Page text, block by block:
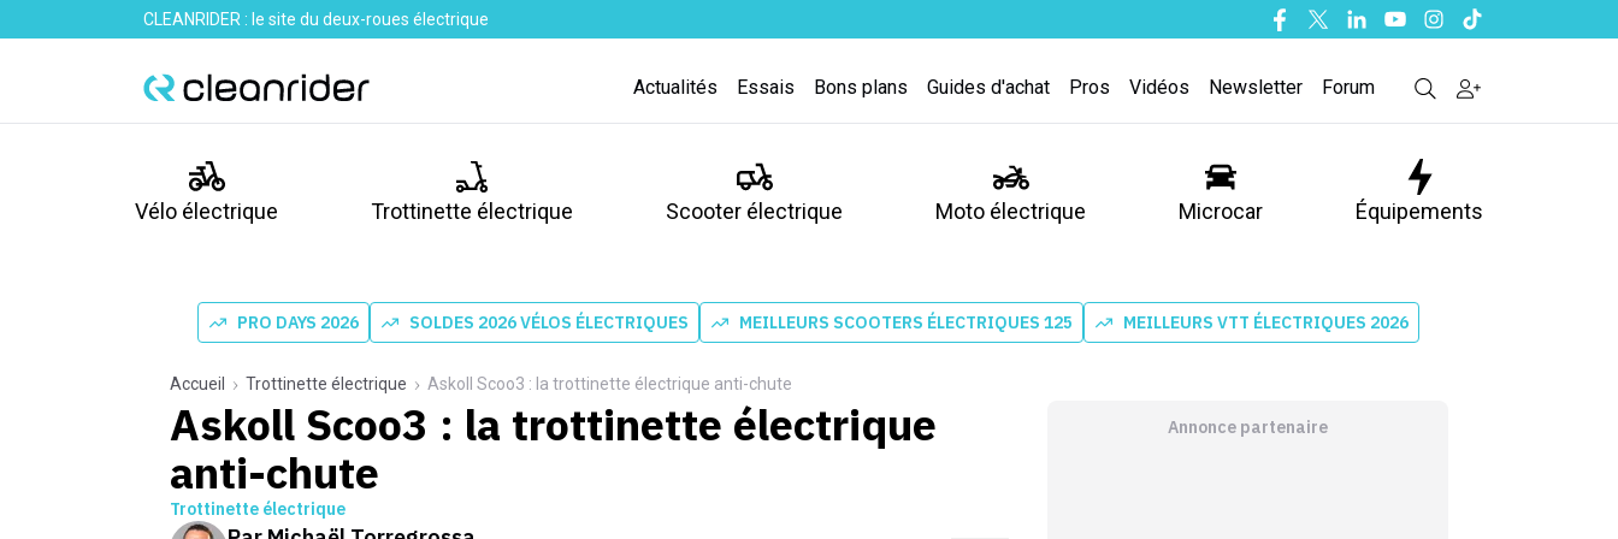
CLEANRIDER : le site du deux-roues électrique Facebook
TwitterLinkedinYoutubeInstagram
Tiktok
Actualités Essais Bons plans Guides d'achat Pros Vidéos Newsletter Forum
Vélo électrique Trottinette électrique Scooter électrique Moto électrique Microcar Équipements
PRO DAYS 2026 SOLDES 2026 VÉLOS ÉLECTRIQUES MEILLEURS SCOOTERS ÉLECTRIQUES 125 MEILLEURS VTT ÉLECTRIQUES 2026
Accueil Trottinette électrique Askoll Scoo3 : la trottinette électrique anti-chute
Askoll Scoo3 : la trottinette électrique
anti-chute
Trottinette électrique
Annonce partenaire